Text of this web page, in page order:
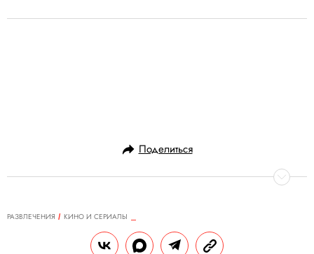
Поделиться
РАЗВЛЕЧЕНИЯ
КИНО И СЕРИАЛЫ